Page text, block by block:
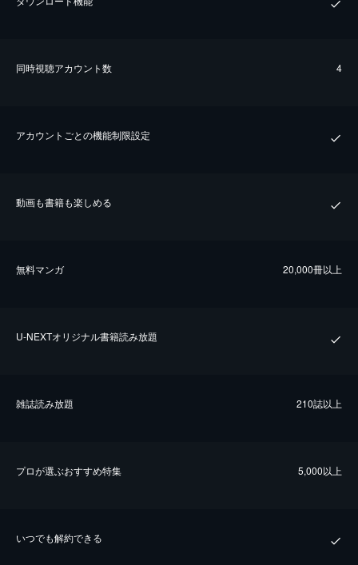
同時視聴アカウント数 4
アカウントごとの機能制限設定
動画も書籍も楽しめる
無料マンガ 20,000冊以上
U-NEXTオリジナル書籍読み放題
雑誌読み放題 210誌以上
プロが選ぶおすすめ特集 5,000以上
いつでも解約できる